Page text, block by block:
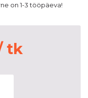
on 1-3 tööpäeva!
tk